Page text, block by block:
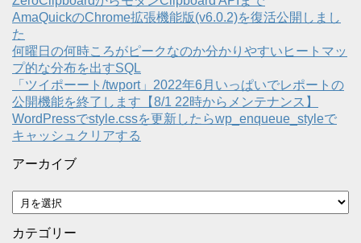
AmaQuickのChrome拡張機能版(v6.0.2)を復活公開しまし
た
何曜日の何時ころがピークなのか分かりやすいヒートマッ
プ的な分布を出すSQL
「ツイポーート/twport」2022年6月いっぱいでレポートの
公開機能を終了します【8/1 22時からメンテナンス】
WordPressでstyle.cssを更新したらwp_enqueue_styleで
キャッシュクリアする
アーカイブ
ア
ー
カ
カテゴリー